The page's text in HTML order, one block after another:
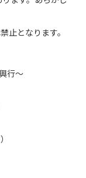
止となります。
行～